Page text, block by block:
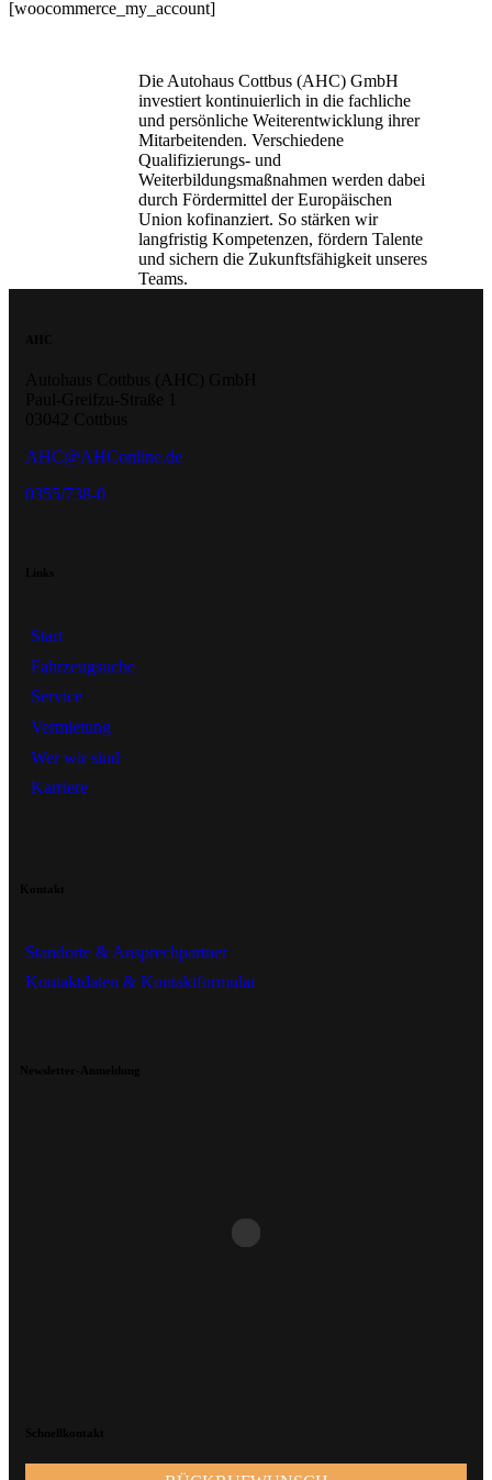
[woocommerce_my_account]
Die Autohaus Cottbus (AHC) GmbH
investiert kontinuierlich in die fachliche
und persönliche Weiterentwicklung ihrer
Mitarbeitenden. Verschiedene
Qualifizierungs- und
Weiterbildungsmaßnahmen werden dabei
durch Fördermittel der Europäischen
Union kofinanziert. So stärken wir
langfristig Kompetenzen, fördern Talente
und sichern die Zukunftsfähigkeit unseres
Teams.
AHC@AHConline.de
0355/738-0
Start
Fahrzeugsuche
Service
Vermietung
Wer wir sind
Karriere
Standorte & Ansprechpartner
Kontaktdaten & Kontaktformular